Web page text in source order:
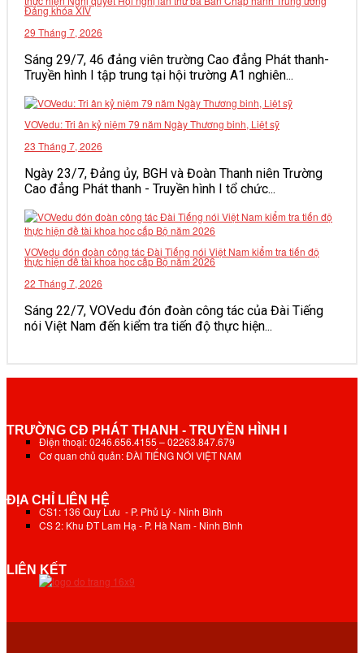
Đảng khóa XIV
29 Tháng 7, 2026
Sáng 29/7, 46 đảng viên trường Cao đẳng Phát thanh-
Truyền hình I tập trung tại hội trường A1 nghiên...
VOVedu: Tri ân kỷ niệm 79 năm Ngày Thương binh, Liệt sỹ
23 Tháng 7, 2026
Ngày 23/7, Đảng ủy, BGH và Đoàn Thanh niên Trường
Cao đẳng Phát thanh - Truyền hình I tổ chức...
VOVedu đón đoàn công tác Đài Tiếng nói Việt Nam kiểm tra tiến độ
thực hiện đề tài khoa học cấp Bộ năm 2026
22 Tháng 7, 2026
Sáng 22/7, VOVedu đón đoàn công tác của Đài Tiếng
nói Việt Nam đến kiểm tra tiến độ thực hiện...
TRƯỜNG CĐ PHÁT THANH - TRUYỀN HÌNH I
Điện thoại: 0246.656.4155 – 02263.847.679
Cơ quan chủ quản: ĐÀI TIẾNG NÓI VIỆT NAM
ĐỊA CHỈ LIÊN HỆ
CS1: 136 Quy Lưu - P. Phủ Lý - Ninh Bình
CS 2: Khu ĐT Lam Hạ - P. Hà Nam - Ninh Bình
LIÊN KẾT